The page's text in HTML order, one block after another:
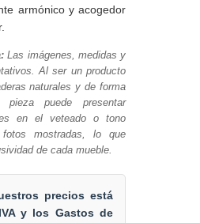
armónico y acogedor
Las imágenes, medidas y
Al ser un producto
naturales y de forma
pieza puede presentar
en el veteado o tono
mostradas, lo que
de cada mueble.
precios está
y los Gastos de